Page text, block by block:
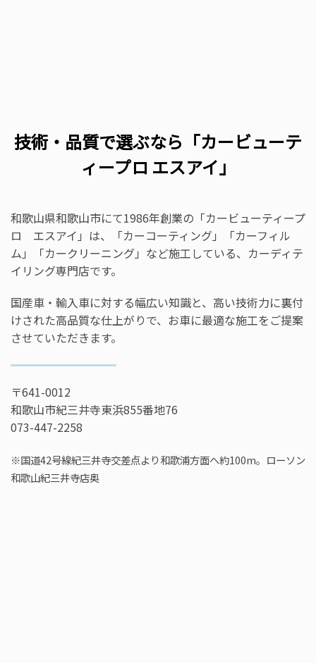
技術・品質で選ぶなら「カービューテ
ィープロ エスアイ」
和歌山県和歌山市にて1986年創業の「カービューティープ
ロ エスアイ」は、「カーコーティング」「カーフィル
ム」「カークリーニング」など施工している、カーディテ
イリング専門店です。
国産車・輸入車に対する幅広い知識と、高い技術力に裏付
けされた高品質な仕上がりで、お車に最適な施工をご提案
させていただきます。
〒641-0012
和歌山市紀三井寺東浜855番地76
073-447-2258
※国道42号線紀三井寺交差点より和歌浦方面へ約100m。ローソン
和歌山紀三井寺店奥